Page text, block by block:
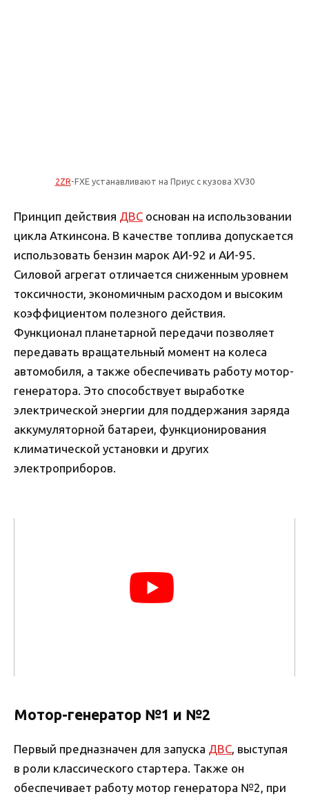
2ZR-FXE устанавливают на Приус с кузова XV30
Принцип действия ДВС основан на использовании
цикла Аткинсона. В качестве топлива допускается
использовать бензин марок АИ-92 и АИ-95.
Силовой агрегат отличается сниженным уровнем
токсичности, экономичным расходом и высоким
коэффициентом полезного действия.
Функционал планетарной передачи позволяет
передавать вращательный момент на колеса
автомобиля, а также обеспечивать работу мотор-
генератора. Это способствует выработке
электрической энергии для поддержания заряда
аккумуляторной батареи, функционирования
климатической установки и других
электроприборов.
Мотор-генератор №1 и №2
Первый предназначен для запуска ДВС , выступая
в роли классического стартера. Также он
обеспечивает работу мотор генератора №2, при